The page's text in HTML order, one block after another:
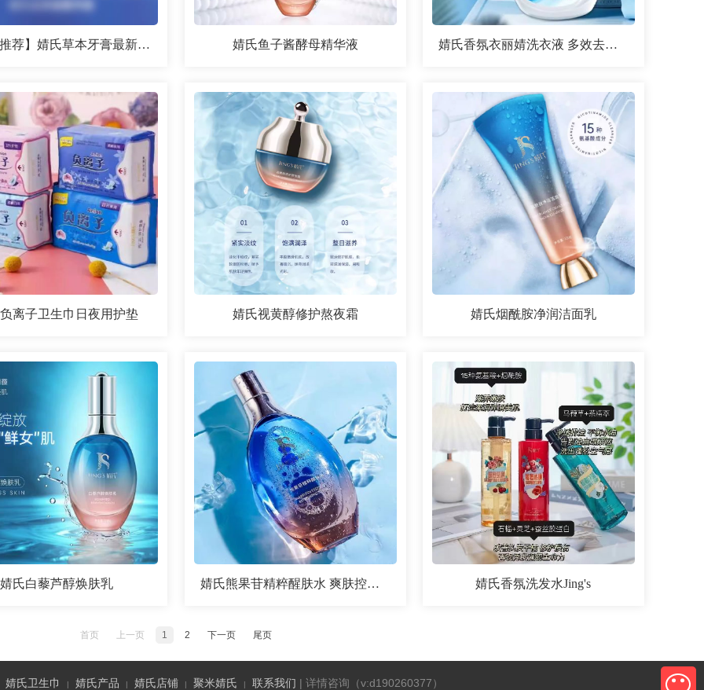
【新品推荐】婧氏草本牙膏最新升级 婧氏鱼子酱酵母精华液 婧氏香氛衣丽婧洗衣液 多效去渍婴童用温和
离子卫生巾日夜用护垫 婧氏视黄醇修护熬夜霜 婧氏烟酰胺净润洁面乳
婧氏白藜芦醇焕肤乳 婧氏熊果苷精粹醒肤水 爽肤控油补水保湿修护提亮肤色 婧氏香氛洗发水Jing's
首页 上一页 1 2 下一页 尾页
婧氏卫生巾 | 婧氏产品 | 婧氏店铺 | 聚米婧氏 | 联系我们 | 详情咨询（v:d190260377）